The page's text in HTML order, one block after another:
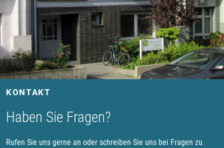
KONTAKT
Haben Sie Fragen?
Rufen Sie uns gerne an oder schreiben Sie uns bei Fragen zu